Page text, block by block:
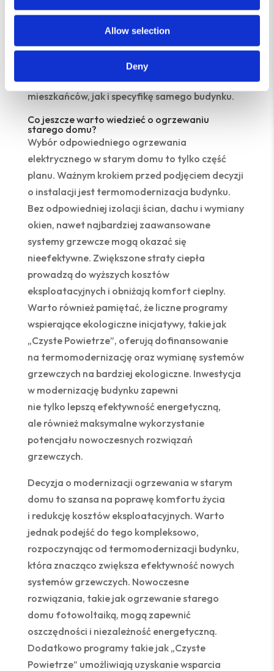
Allow selection
Deny
Dzięki tym różnorodnym opcjom, ogrzewanie
starego domu staje się bardziej opłacalne
i ekologiczne, a wybór odpowiedniego systemu
powinien uwzględniać zarówno potrzeby
mieszkańców, jak i specyfikę samego budynku.
Co jeszcze warto wiedzieć o ogrzewaniu
starego domu?
Wybór odpowiedniego ogrzewania
elektrycznego w starym domu to tylko część
planu. Ważnym krokiem przed podjęciem decyzji
o instalacji jest termomodernizacja budynku.
Bez odpowiedniej izolacji ścian, dachu i wymiany
okien, nawet najbardziej zaawansowane
systemy grzewcze mogą okazać się
nieefektywne. Zwiększone straty ciepła
prowadzą do wyższych kosztów
eksploatacyjnych i obniżają komfort cieplny.
Warto również pamiętać, że liczne programy
wspierające ekologiczne inicjatywy, takie jak
„Czyste Powietrze”, oferują dofinansowanie
na termomodernizację oraz wymianę systemów
grzewczych na bardziej ekologiczne. Inwestycja
w modernizację budynku zapewni
nie tylko lepszą efektywność energetyczną,
ale również maksymalne wykorzystanie
potencjału nowoczesnych rozwiązań
grzewczych.
Decyzja o modernizacji ogrzewania w starym
domu to szansa na poprawę komfortu życia
i redukcję kosztów eksploatacyjnych. Warto
jednak podejść do tego kompleksowo,
rozpoczynając od termomodernizacji budynku,
która znacząco zwiększa efektywność nowych
systemów grzewczych. Nowoczesne
rozwiązania, takie jak ogrzewanie starego
domu fotowoltaiką, mogą zapewnić
oszczędności i niezależność energetyczną.
Dodatkowo programy takie jak „Czyste
Powietrze” umożliwiają uzyskanie wsparcia